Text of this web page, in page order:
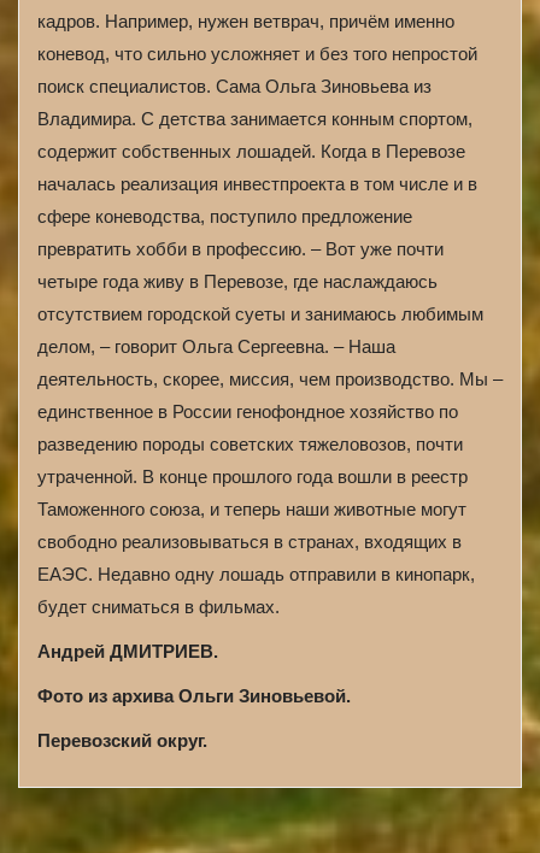
кадров. Например, нужен ветврач, причём именно
коневод, что сильно усложняет и без того непростой
поиск специалистов. Сама Ольга Зиновьева из
Владимира. С детства занимается конным спортом,
содержит собственных лошадей. Когда в Перевозе
началась реализация инвестпроекта в том числе и в
сфере коневодства, поступило предложение
превратить хобби в профессию. – Вот уже почти
четыре года живу в Перевозе, где наслаждаюсь
отсутствием городской суеты и занимаюсь любимым
делом, – говорит Ольга Сергеевна. – Наша
деятельность, скорее, миссия, чем производство. Мы –
единственное в России генофондное хозяйство по
разведению породы советских тяжеловозов, почти
утраченной. В конце прошлого года вошли в реестр
Таможенного союза, и теперь наши животные могут
свободно реализовываться в странах, входящих в
ЕАЭС. Недавно одну лошадь отправили в кинопарк,
будет сниматься в фильмах.
Андрей ДМИТРИЕВ.
Фото из архива Ольги Зиновьевой.
Перевозский округ.